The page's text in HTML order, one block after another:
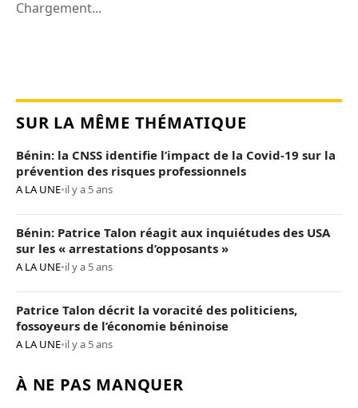
Chargement...
SUR LA MÊME THÉMATIQUE
Bénin: la CNSS identifie l’impact de la Covid-19 sur la
prévention des risques professionnels
A LA UNE•il y a 5 ans
Bénin: Patrice Talon réagit aux inquiétudes des USA
sur les « arrestations d’opposants »
A LA UNE•il y a 5 ans
Patrice Talon décrit la voracité des politiciens,
fossoyeurs de l’économie béninoise
A LA UNE•il y a 5 ans
À NE PAS MANQUER